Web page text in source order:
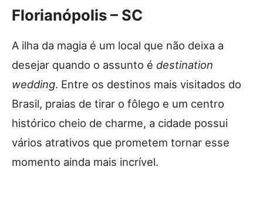
Florianópolis – SC
A ilha da magia é um local que não deixa a
desejar quando o assunto é destination
wedding. Entre os destinos mais visitados do
Brasil, praias de tirar o fôlego e um centro
histórico cheio de charme, a cidade possui
vários atrativos que prometem tornar esse
momento ainda mais incrível.